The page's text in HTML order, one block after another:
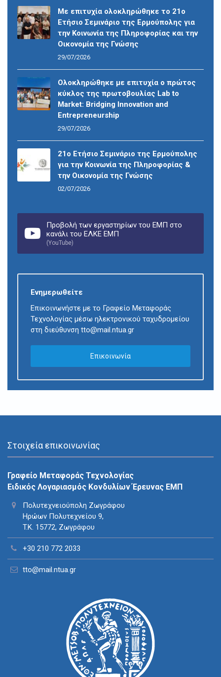
Με επιτυχία ολοκληρώθηκε το 21ο
Ετήσιο Σεμινάριο της Ερμούπολης για
την Κοινωνία της Πληροφορίας και την
Οικονομία της Γνώσης
29/07/2026
Ολοκληρώθηκε με επιτυχία ο πρώτος
κύκλος της πρωτοβουλίας Lab to
Market: Bridging Innovation and
Entrepreneurship
29/07/2026
21ο Ετήσιο Σεμινάριο της Ερμούπολης
για την Κοινωνία της Πληροφορίας &
την Οικονομία της Γνώσης
02/07/2026
Προβολή των εργαστηρίων του ΕΜΠ στο
κανάλι του ΕΛΚΕ ΕΜΠ
(YouTube)
Ενημερωθείτε
Επικοινωνήστε με το Γραφείο Μεταφοράς
Τεχνολογίας μέσω ηλεκτρονικού ταχυδρομείου
στη διεύθυνση tto@mail.ntua.gr
Επικοινωνία
Στοιχεία επικοινωνίας
Γραφείο Μεταφοράς Τεχνολογίας
Ειδικός Λογαριασμός Κονδυλίων Έρευνας ΕΜΠ
Πολυτεχνειούπολη Ζωγράφου
Ηρώων Πολυτεχνείου 9,
T.K. 15772, Ζωγράφου
+30 210 772 2033
tto@mail.ntua.gr